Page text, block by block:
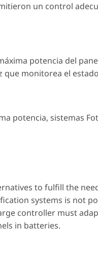
un control
potencia del
monitorea el
potencia, sistemas
to fulfill the
systems is not
controller must
in batteries.